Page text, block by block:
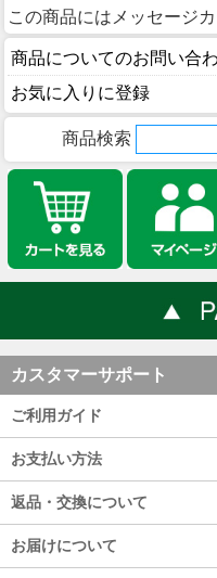
この商品にはメッセージ
商品についてのお問い合
お気に入りに登録
商品検索
カスタマーサポート
ご利用ガイド
お支払い方法
返品・交換について
お届けについて